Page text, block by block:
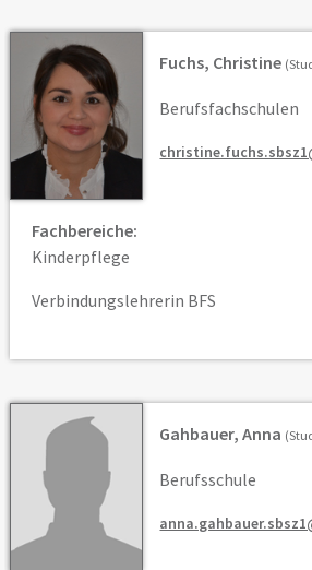
Fuchs, Christine
Berufsfachschulen
Fachbereiche:
Kinderpflege
Verbindungslehrerin BFS
Gahbauer, Anna
Berufsschule